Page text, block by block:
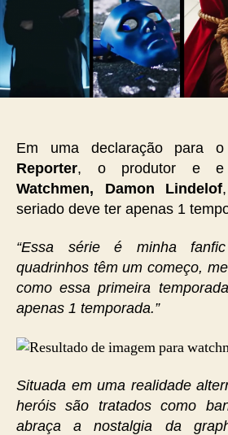
Em uma declaração para o
Reporter, o produtor e
Watchmen, Damon Lindelof
seriado deve ter apenas 1
“Essa série é minha
quadrinhos têm um começo,
como essa primeira
apenas 1 temporada.”
Situada em uma realidade
heróis são tratados como
abraça a nostalgia da